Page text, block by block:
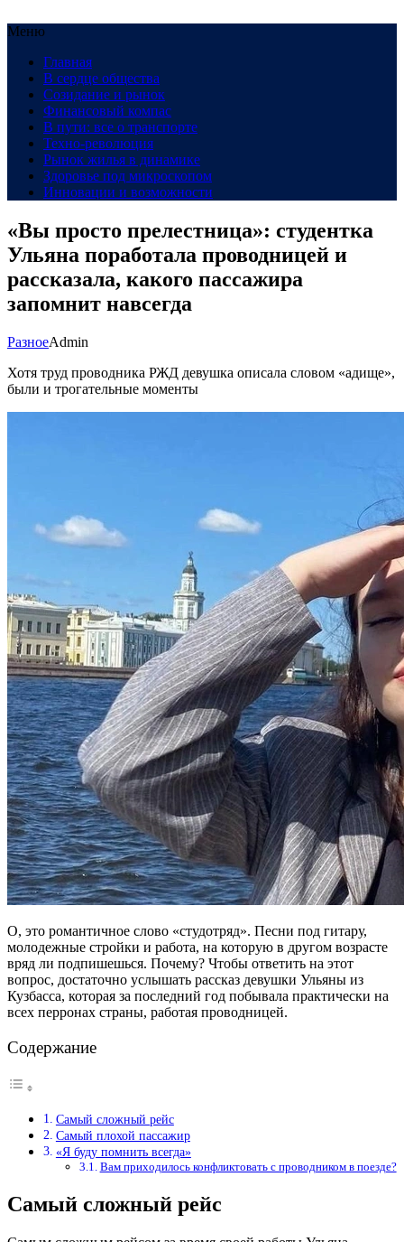
Меню
Главная
В сердце общества
Созидание и рынок
Финансовый компас
В пути: все о транспорте
Техно-революция
Рынок жилья в динамике
Здоровье под микроскопом
Инновации и возможности
«Вы просто прелестница»: студентка
Ульяна поработала проводницей и
рассказала, какого пассажира
запомнит навсегда
РазноеAdmin
Хотя труд проводника РЖД девушка описала словом «адище»,
были и трогательные моменты
О, это романтичное слово «студотряд». Песни под гитару,
молодежные стройки и работа, на которую в другом возрасте
вряд ли подпишешься. Почему? Чтобы ответить на этот
вопрос, достаточно услышать рассказ девушки Ульяны из
Кузбасса, которая за последний год побывала практически на
всех перронах страны, работая проводницей.
Содержание
Самый сложный рейс
Самый плохой пассажир
«Я буду помнить всегда»
Вам приходилось конфликтовать с проводником в поезде?
Самый сложный рейс